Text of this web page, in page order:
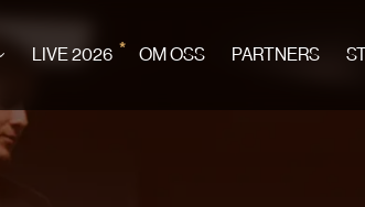
LIVE 2026 * OM OSS PARTNERS